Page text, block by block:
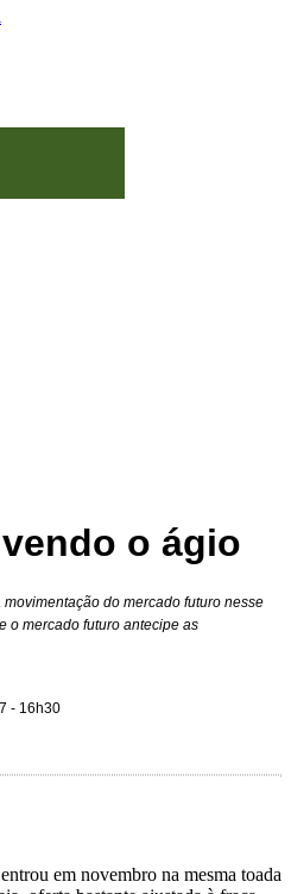
o ágio
do mercado futuro nesse
o mercado futuro antecipe as
- 16h30
em novembro na mesma toada